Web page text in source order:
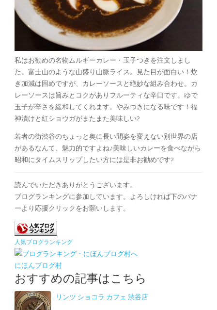
私はお勧めの名物ムルギーカレー・玉子つきを注文しまし
た。富士山のような山盛り山脈ライス。見た目が面白い！炊
き加減は固めですが、カレーソースと絶妙な組み合わせ。カ
レーソースは旨みとコクがありフルーティな辛口です。ゆで
玉子が辛さを緩和してくれます。やみつきになる味です！福
神漬けと紅ショウガがまたまた美味しい?
若者の街渋谷のちょっと奥に長い間姿を変えない別世界の店
があるなんて、魅力的ですよね♪美味しいカレーを食べながら
昭和にタイムスリップしたい方には是非お勧めです?
読んでいただきありがとうございます。
ブログランキングに参加しています。よろしければ下のバナ
ーより応援クリックをお願いします。
人気ブログランキング
にほんブログ村
おすすめの記事はこちら
リンツ ショコラ カフェ 渋谷店